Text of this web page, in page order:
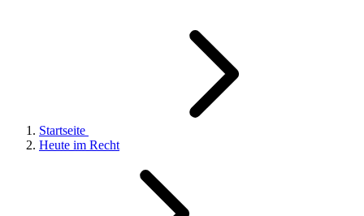
Startseite
Heute im Recht